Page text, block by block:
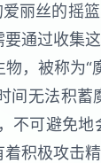
丽丝的摇
通过收集
，被称为
间无法积
不可避免
积极攻击